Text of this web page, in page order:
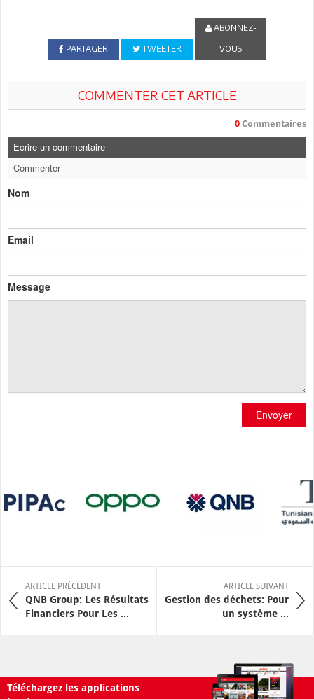
PARTAGER TWEETER
ABONNEZ-
VOUS
COMMENTER CET ARTICLE
0 Commentaires
Ecrire un commentaire
Commenter
Nom
Email
Message
Envoyer
ARTICLE PRÉCÉDENT
QNB Group: Les Résultats
Financiers Pour Les ...
ARTICLE SUIVANT
Gestion des déchets: Pour
un système ...
Téléchargez les applications